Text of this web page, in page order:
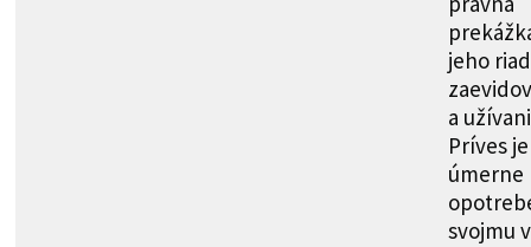
jeho
a
Príves je
úmerne
svojmu